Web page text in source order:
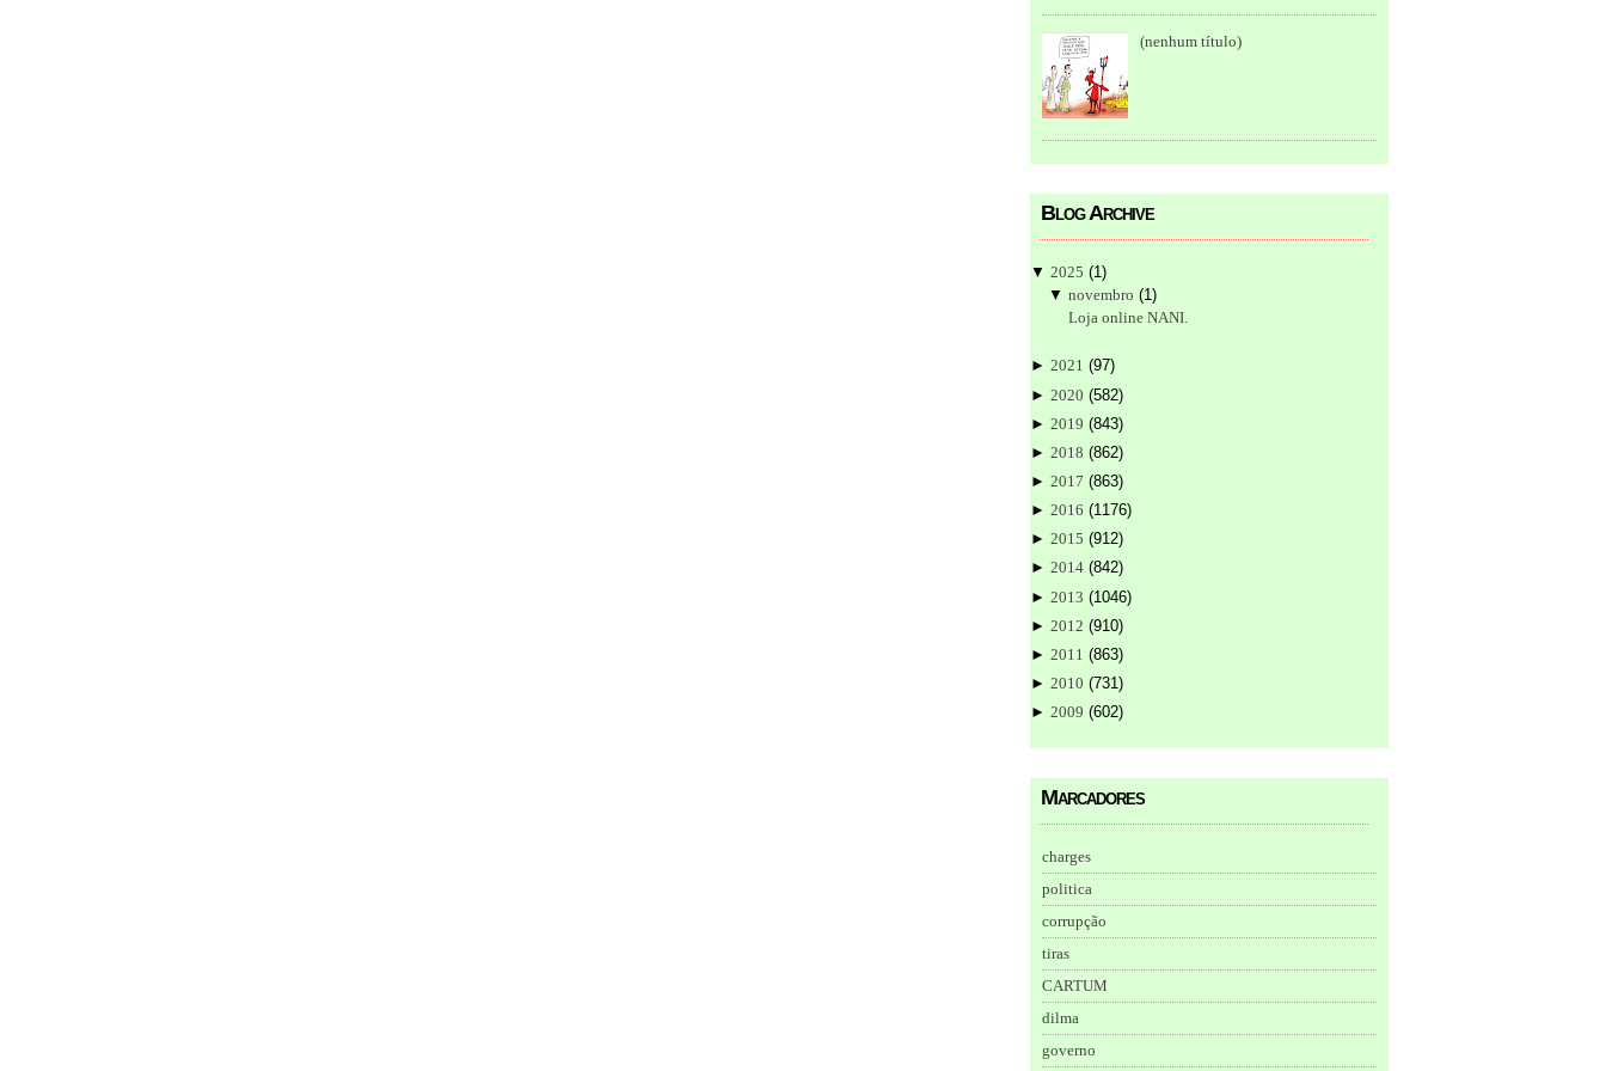
(nenhum título)
Blog Archive
▼ 2025 (1 )
▼novembro (1)
Loja online NANI.
► 2021 (97)
► 2020 (582)
► 2019 (843)
► 2018 (862)
► 2017 (863)
► 2016 (1176)
► 2015 (912)
► 2014 (842)
► 2013 (1046)
► 2012 (910)
► 2011 (863)
► 2010 (731)
► 2009 (602)
Marcadores
charges
politica
corrupção
tiras
CARTUM
dilma
governo